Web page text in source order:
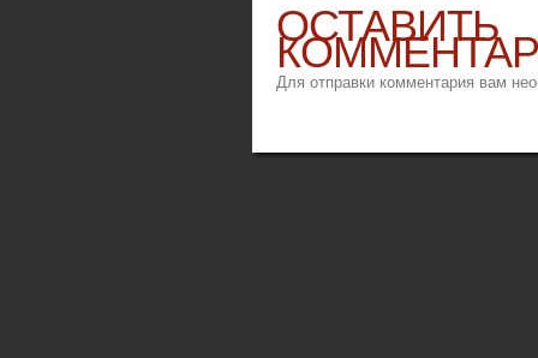
ОСТАВИТЬ
Для отправки комментария вам